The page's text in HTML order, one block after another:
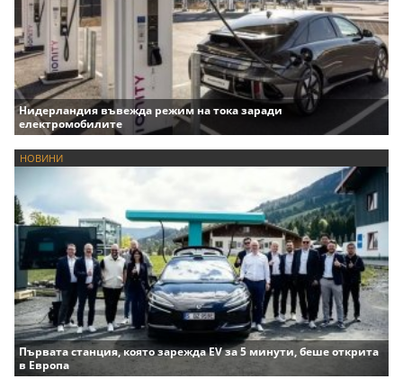
Нидерландия въвежда режим на тока заради
електромобилите
НОВИНИ
Първата станция, която зарежда EV за 5 минути, беше открита
в Европа